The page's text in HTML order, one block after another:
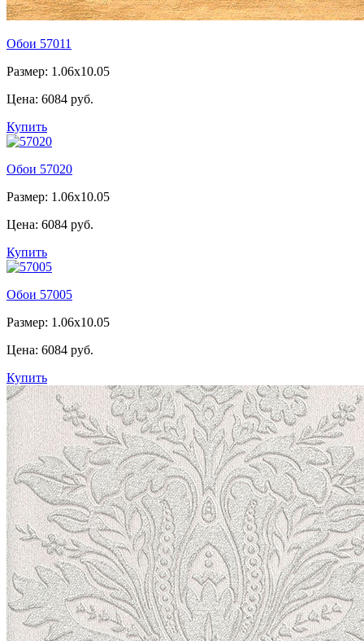
Обои 57011
Размер: 1.06x10.05
Цена: 6084 руб.
Купить
Обои 57020
Размер: 1.06x10.05
Цена: 6084 руб.
Купить
Обои 57005
Размер: 1.06x10.05
Цена: 6084 руб.
Купить